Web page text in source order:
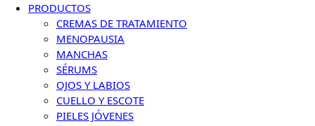
PRODUCTOS
CREMAS DE TRATAMIENTO
MENOPAUSIA
MANCHAS
SÉRUMS
OJOS Y LABIOS
CUELLO Y ESCOTE
PIELES JÓVENES